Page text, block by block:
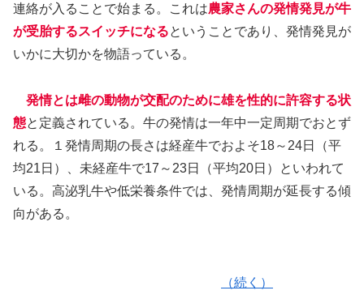
連絡が入ることで始まる。これは農家さんの発情発見が牛
が受胎するスイッチになるということであり、発情発見が
いかに大切かを物語っている。
発情とは雌の動物が交配のために雄を性的に許容する状
態と定義されている。牛の発情は一年中一定周期でおとず
れる。１発情周期の長さは経産牛でおよそ18～24日（平
均21日）、未経産牛で17～23日（平均20日）といわれて
いる。高泌乳牛や低栄養条件では、発情周期が延長する傾
向がある。
（続く）